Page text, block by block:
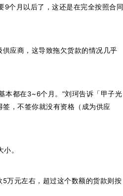
9个月以后了，这还是在完全按照合同
应商，这导致拖欠货款的情况几乎
本都在3~6个月。”刘珂告诉「甲子光
，不签你就没有资格（成为供应
。
万元左右，超过这个数额的货款则按